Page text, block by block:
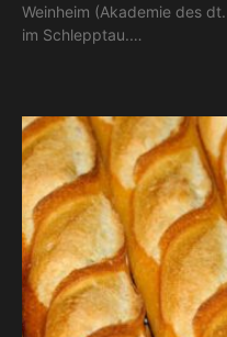
Weinheim (Akademie des
im Schlepptau.…